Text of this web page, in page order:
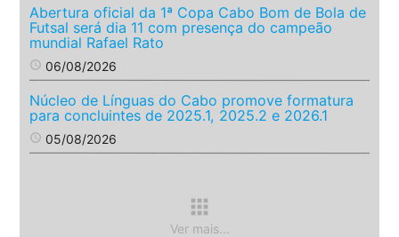
Abertura oficial da 1ª Copa Cabo Bom de Bola de
Futsal será dia 11 com presença do campeão
mundial Rafael Rato
access_time 06/08/2026
Núcleo de Línguas do Cabo promove formatura
para concluintes de 2025.1, 2025.2 e 2026.1
access_time 05/08/2026
apps
Ver mais...